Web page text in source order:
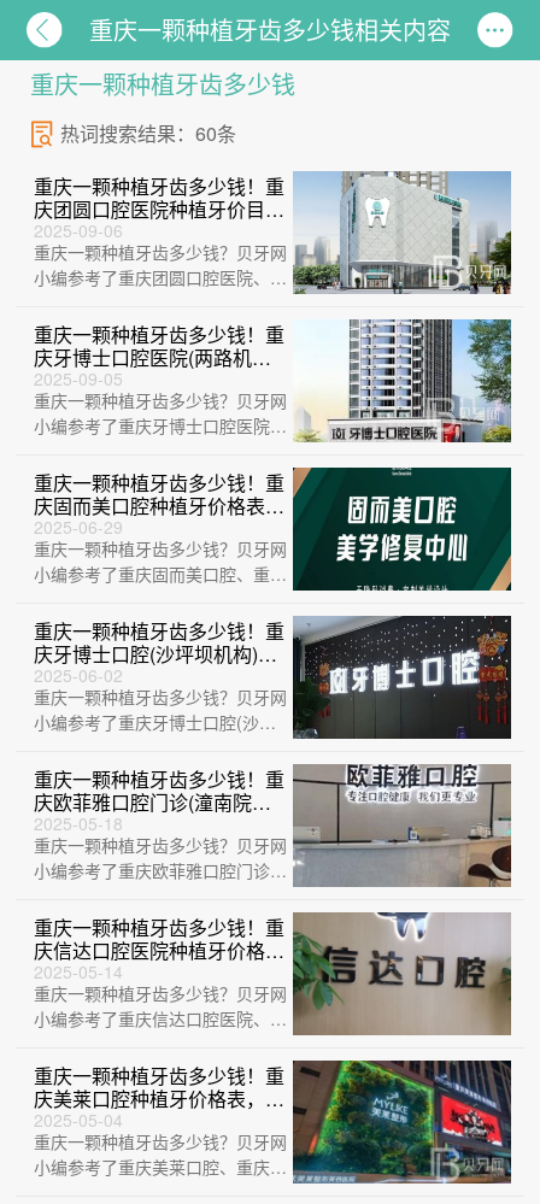
重庆一颗种植牙齿多少钱相关内容
重庆一颗种植牙齿多少钱
热词搜索结果：60条
重庆一颗种植牙齿多少钱！重
庆团圆口腔医院种植牙价目表
已更新，韩国美格真种植牙：
3505元起/颗！
2025-09-06
重庆一颗种植牙齿多少钱？贝牙网
小编参考了重庆团圆口腔医院、重
明口腔、···
重庆一颗种植牙齿多少钱！重
庆牙博士口腔医院(两路机构)
种植牙价格表，瑞典诺贝尔种
植牙：5264元起/颗！
2025-09-05
重庆一颗种植牙齿多少钱？贝牙网
小编参考了重庆牙博士口腔医院
家岗店)、···
重庆一颗种植牙齿多少钱！重
庆固而美口腔种植牙价格表更
新，瑞典尼奥斯neoss种植
牙：8338元起/颗！
2025-06-29
重庆一颗种植牙齿多少钱？贝牙网
小编参考了重庆固而美口腔、重庆
维乐口腔···
重庆一颗种植牙齿多少钱！重
庆牙博士口腔(沙坪坝机构)种
植牙价格表，国产拜阿蒙种植
牙：2555元起/颗！
2025-06-02
重庆一颗种植牙齿多少钱？贝牙网
小编参考了重庆牙博士口腔(沙坪
思特整形美···
重庆一颗种植牙齿多少钱！重
庆欧菲雅口腔门诊(潼南院区)
种植牙价格表参考，国产大清
西格种植牙：3083元起/颗！
2025-05-18
重庆一颗种植牙齿多少钱？贝牙网
小编参考了重庆欧菲雅口腔门诊
院区)、重···
重庆一颗种植牙齿多少钱！重
庆信达口腔医院种植牙价格表
有了，瑞典诺贝尔CC种植
牙：8508元起/颗！
2025-05-14
重庆一颗种植牙齿多少钱？贝牙网
小编参考了重庆信达口腔医院、重
美口···
重庆一颗种植牙齿多少钱！重
庆美莱口腔种植牙价格表，国
产清水种植牙价格：3493元
起/颗！
2025-05-04
重庆一颗种植牙齿多少钱？贝牙网
小编参考了重庆美莱口腔、重庆万